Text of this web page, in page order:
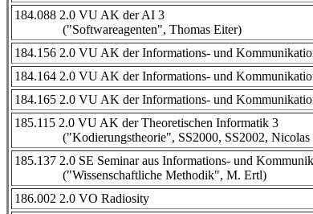
184.088 2.0 VU AK der AI 3
("Softwareagenten", Thomas Eiter)
184.156 2.0 VU AK der Informations- und
184.164 2.0 VU AK der Informations- und
184.165 2.0 VU AK der Informations- und
185.115 2.0 VU AK der Theoretischen Informatik 3
("Kodierungstheorie", SS2000, SS2002, Nicolas
185.137 2.0 SE Seminar aus Informations- und
("Wissenschaftliche Methodik", M. Ertl)
186.002 2.0 VO Radiosity